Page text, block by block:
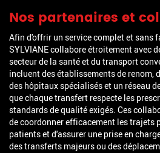
Nos partenaires et
Afin d'offrir un service complet et sans
SYLVIANE collabore étroitement avec
secteur de la santé et du transport
incluent des établissements de renom,
des hôpitaux spécialisés et un réseau
que chaque transfert respecte les
standards de qualité exigés. Ces
de coordonner efficacement les trajets
patients et d'assurer une prise en
des transferts majeurs ou des